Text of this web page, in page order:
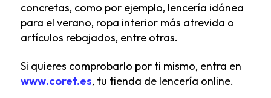
concretas, como por ejemplo, lencería idónea
para el verano, ropa interior más atrevida o
artículos rebajados, entre otras.
Si quieres comprobarlo por ti mismo, entra en
www.coret.es, tu tienda de lencería online.